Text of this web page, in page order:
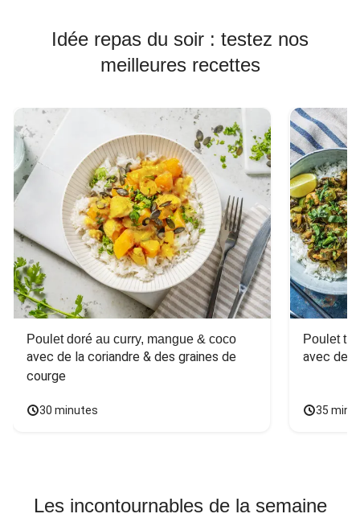
Idée repas du soir : testez nos
meilleures recettes
Poulet doré au curry, mangue & coco
avec de la coriandre & des graines de
courge
30 minutes
Poulet
avec des
35
Les incontournables de la semaine